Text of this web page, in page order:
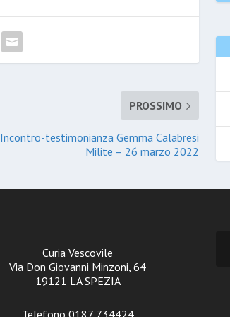
PROSSIMO
Incontro-testimonianza Gemma Calabresi
Milite – 26 marzo 2022
Curia Vescovile
Via Don Giovanni Minzoni, 64
19121 LA SPEZIA